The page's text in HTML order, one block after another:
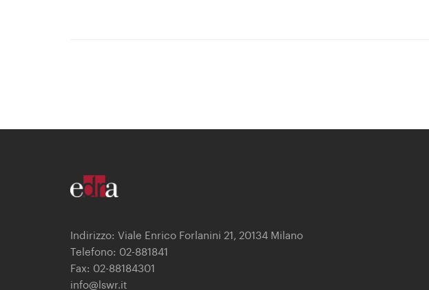
Indirizzo: Viale Enrico Forlanini 21, 20134 Milano
Telefono: 02-881841
Fax: 02-88184301
info@lswr.it